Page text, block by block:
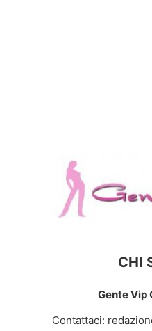
CHI
Gente Vip
Contattaci: